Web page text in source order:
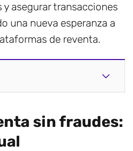
asegurar transacciones
una nueva esperanza a
de reventa.
sin fraudes: